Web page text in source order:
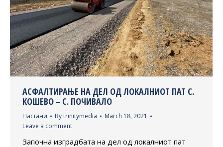
АСФАЛТИРАЊЕ НА ДЕЛ ОД ЛОКАЛНИОТ ПАТ С.
КОШЕВО – С. ПОЧИВАЛО
Настани Bytrinitymedia
March 18, 2021
Leave a comment
Започна изградбата на дел од локалниот пат